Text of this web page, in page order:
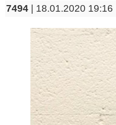
7494 | 18.01.2020 19:16 |